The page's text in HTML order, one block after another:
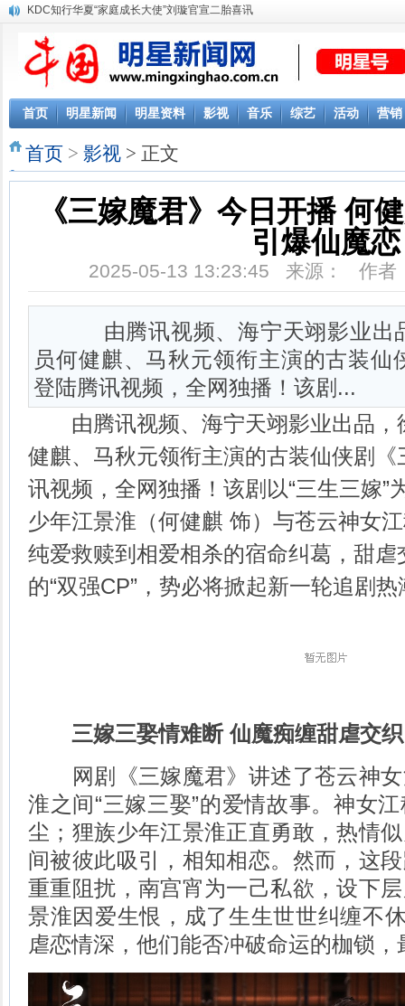
KDC知行华夏“家庭成长大使”刘璇官宣二胎喜讯
首页 明星新闻 明星资料 影视 音乐 综艺 活动 营销
首页 > 影视 > 正文
《三嫁魔君》今日开播 何
引爆仙魔恋
2025-05-13 13:23:45 来源： 作
由腾讯视频、海宁天翊影业出
员何健麒、马秋元领衔主演的古装仙
登陆腾讯视频，全网独播！该剧...
由腾讯视频、海宁天翊影业出品，
健麒、马秋元领衔主演的古装仙侠剧
讯视频，全网独播！该剧以“三生三嫁”
少年江景淮（何健麒 饰）与苍云神女
纯爱救赎到相爱相杀的宿命纠葛，甜
的“双强CP”，势必将掀起新一轮追剧热
三嫁三娶情难断 仙魔痴缠甜虐交织
网剧《三嫁魔君》讲述了苍云神女
淮之间“三嫁三娶”的爱情故事。神女
尘；狸族少年江景淮正直勇敢，热情
间被彼此吸引，相知相恋。然而，这
重重阻扰，南宫宵为一己私欲，设下
景淮因爱生恨，成了生生世世纠缠不
虐恋情深，他们能否冲破命运的枷锁